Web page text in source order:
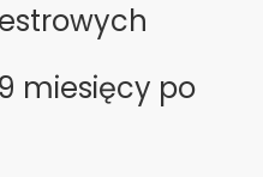
miesięcy po